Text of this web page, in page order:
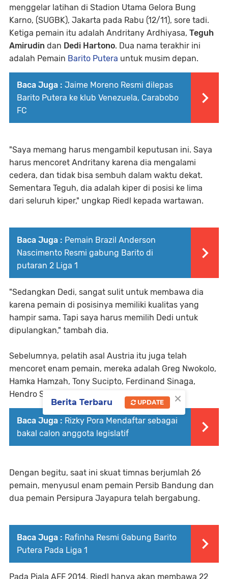
menggelar latihan di Stadion Utama Gelora Bung
Karno, (SUGBK), Jakarta pada Rabu (12/11), sore tadi.
Ketiga pemain itu adalah Andritany Ardhiyasa, Teguh
Amirudin dan Dedi Hartono. Dua nama terakhir ini
adalah Pemain Barito Putera untuk musim depan.
Baca Juga : Jaime Moreno Resmi dilepas
Barito Putera ke klub Venezuela, Carabobo
FC
"Saya memang harus mengambil keputusan ini. Saya
harus mencoret Andritany karena dia mengalami
cedera, dan tidak bisa sembuh dalam waktu dekat.
Sementara Teguh, dia adalah kiper di posisi ke lima
dari seluruh kiper," ungkap Riedl kepada wartawan.
Baca Juga : Pemain Brazil Anderson
Nascimento Resmi gabung Barito di
putaran 2 Liga 1
"Sedangkan Dedi, sangat sulit untuk membawa dia
karena pemain di posisinya memiliki kualitas yang
hampir sama. Tapi saya harus memilih Dedi untuk
dipulangkan," tambah dia.
Sebelumnya, pelatih asal Austria itu juga telah
mencoret enam pemain, mereka adalah Greg Nwokolo,
Hamka Hamzah, Tony Sucipto, Ferdinand Sinaga,
Hendro Siswanto, dan Ruben Sanadi.
Baca Juga : Rizky Pora Mendaftar sebagai
bakal calon anggota legislatif
Dengan begitu, saat ini skuat timnas berjumlah 26
pemain, menyusul enam pemain Persib Bandung dan
dua pemain Persipura Jayapura telah bergabung.
Baca Juga : Rafinha Resmi Gabung Barito
Putera Pada Liga 1
Pada Piala AFF 2014, Riedl hanya akan membawa 22
×
Berita Terbaru UPDATE